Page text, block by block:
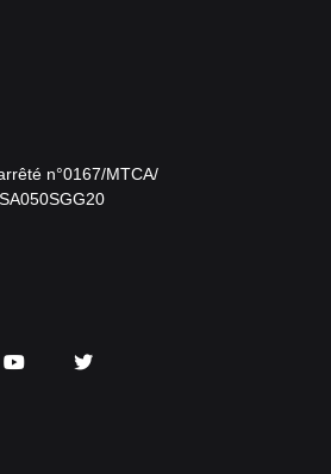
n°0167/MTCA/
You TubeTwitter